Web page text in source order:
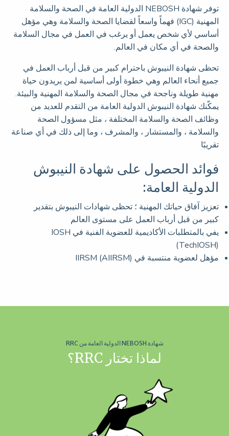
توفر شهادة NEBOSH الدولية العامة في الصحة والسلامة
المهنية (IGC) فهماً واسعاً لقضايا الصحة والسلامة وهي مؤهل
أساسي لأي شخص يعمل أو يرغب في العمل في مجال السلامة
والصحة في أي مكان في العالم.
تحظى شهادة النيبوش باحترام كبير من قبل أرباب العمل في
جميع أنحاء العالم وهي خطوة أولى أساسية لمن يريدون حياة
مهنية طويلة وناجحة في مجال الصحة والسلامة المهنية والبيئة.
يمكّنك شهادة النيبوش الدولية العامة من التقدم للعديد من
وظائف الصحة والسلامة المختلفة ، مثل مسؤول الصحة
والسلامة ، والمستشار ، والمشرف ، وما إلى ذلك في أي صناعة
تقريبًا
فوائد الحصول على شهادة النيبوش
الدولية العامة:
تعزيز آفاق حياتك المهنية ؛ تحظى شهادات النيبوش بتقدير
كبير من قبل أرباب العمل على مستوى العالم
يفي بالمتطلبات الأكاديمية للعضوية الفنية في IOSH
(TechIOSH)
مؤهل لعضوية منتسبة في IIRSM (AIIRSM)
شهادة NEBOSH الدولية العامة من RRC
لماذا تختار RRC؟